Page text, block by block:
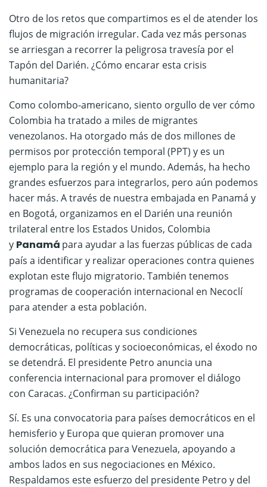
Otro de los retos que compartimos es el de atender los
flujos de migración irregular. Cada vez más personas
se arriesgan a recorrer la peligrosa travesía por el
Tapón del Darién. ¿Cómo encarar esta crisis
humanitaria?
Como colombo-americano, siento orgullo de ver cómo
Colombia ha tratado a miles de migrantes
venezolanos. Ha otorgado más de dos millones de
permisos por protección temporal (PPT) y es un
ejemplo para la región y el mundo. Además, ha hecho
grandes esfuerzos para integrarlos, pero aún podemos
hacer más. A través de nuestra embajada en Panamá y
en Bogotá, organizamos en el Darién una reunión
trilateral entre los Estados Unidos, Colombia
y Panamá para ayudar a las fuerzas públicas de cada
país a identificar y realizar operaciones contra quienes
explotan este flujo migratorio. También tenemos
programas de cooperación internacional en Necoclí
para atender a esta población.
Si Venezuela no recupera sus condiciones
democráticas, políticas y socioeconómicas, el éxodo no
se detendrá. El presidente Petro anuncia una
conferencia internacional para promover el diálogo
con Caracas. ¿Confirman su participación?
Sí. Es una convocatoria para países democráticos en el
hemisferio y Europa que quieran promover una
solución democrática para Venezuela, apoyando a
ambos lados en sus negociaciones en México.
Respaldamos este esfuerzo del presidente Petro y del